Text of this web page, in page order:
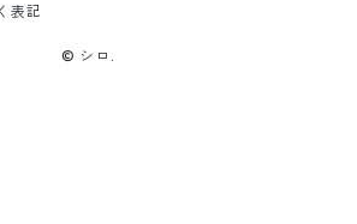
表記
© シロ.